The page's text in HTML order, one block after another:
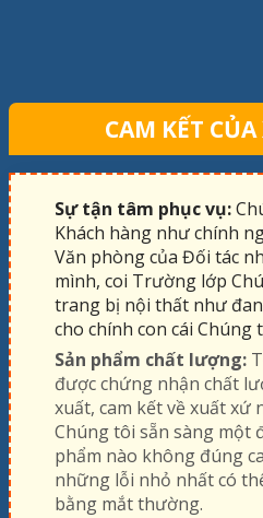
CAM KẾT
Sự tận tâm phục vụ:
Khách hàng như chính
Văn phòng của Đối tác
mình, coi Trường lớp
trang bị nội thất như
cho chính con cái Chúng
Sản phẩm chất lượng:
được chứng nhận chất
xuất, cam kết về xuất xứ
Chúng tôi sẵn sàng một
phẩm nào không đúng
những lỗi nhỏ nhất có
bằng mắt thường.